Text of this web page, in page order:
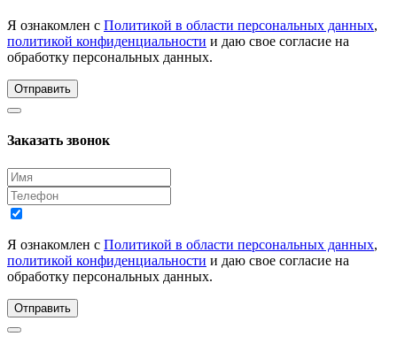
Я ознакомлен с Политикой в области персональных данных,
политикой конфиденциальности и даю свое согласие на
обработку персональных данных.
Отправить
Заказать звонок
Я ознакомлен с Политикой в области персональных данных,
политикой конфиденциальности и даю свое согласие на
обработку персональных данных.
Отправить